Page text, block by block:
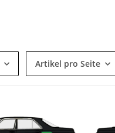
Artikel pro Seite